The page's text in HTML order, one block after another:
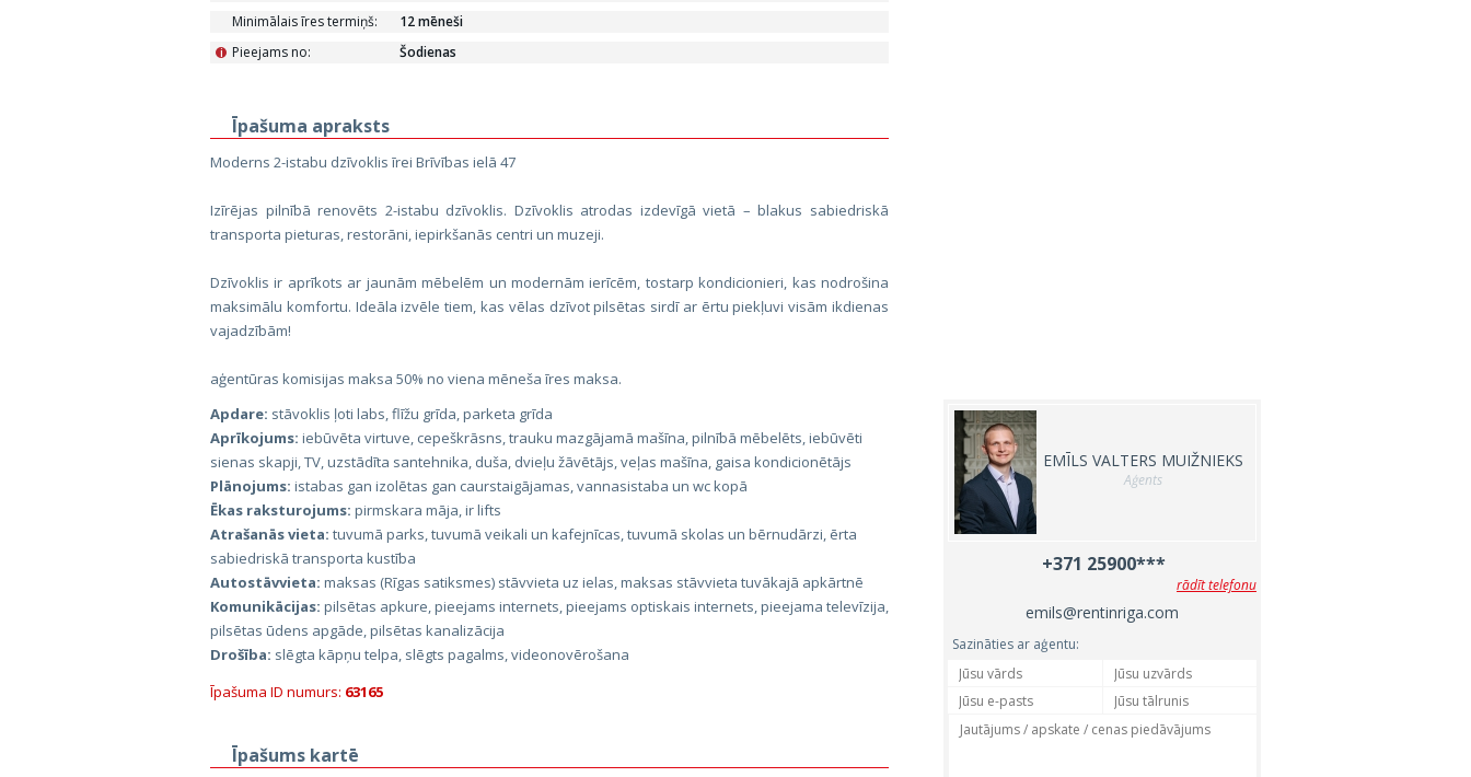
Minimālais īres termiņš:
12 mēneši
Pieejams no:
i Šodienas
Īpašuma apraksts
Moderns 2-istabu dzīvoklis īrei Brīvības ielā 47
Izīrējas pilnībā renovēts 2-istabu dzīvoklis. Dzīvoklis atrodas izdevīgā vietā – blakus sabiedriskā
transporta pieturas, restorāni, iepirkšanās centri un muzeji.
Dzīvoklis ir aprīkots ar jaunām mēbelēm un modernām ierīcēm, tostarp kondicionieri, kas nodrošina
maksimālu komfortu. Ideāla izvēle tiem, kas vēlas dzīvot pilsētas sirdī ar ērtu piekļuvi visām ikdienas
vajadzībām!
aģentūras komisijas maksa 50% no viena mēneša īres maksa.
Apdare: stāvoklis ļoti labs, flīžu grīda, parketa grīda
Aprīkojums: iebūvēta virtuve, cepeškrāsns, trauku mazgājamā mašīna, pilnībā mēbelēts, iebūvēti
sienas skapji, TV, uzstādīta santehnika, duša, dvieļu žāvētājs, veļas mašīna, gaisa kondicionētājs
Plānojums: istabas gan izolētas gan caurstaigājamas, vannasistaba un wc kopā
Ēkas raksturojums: pirmskara māja, ir lifts
Atrašanās vieta: tuvumā parks, tuvumā veikali un kafejnīcas, tuvumā skolas un bērnudārzi, ērta
sabiedriskā transporta kustība
Autostāvvieta: maksas (Rīgas satiksmes) stāvvieta uz ielas, maksas stāvvieta tuvākajā apkārtnē
Komunikācijas: pilsētas apkure, pieejams internets, pieejams optiskais internets, pieejama televīzija,
pilsētas ūdens apgāde, pilsētas kanalizācija
Drošība: slēgta kāpņu telpa, slēgts pagalms, videonovērošana
Īpašuma ID numurs: 63165
Īpašums kartē
EMĪLS VALTERS MUIŽNIEKS
Aģents
+371 25900***
rādīt telefonu
emils@rentinriga.com
Sazināties ar aģentu: